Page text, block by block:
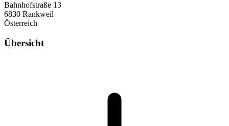
Bahnhofstraße 13
6830 Rankweil
Österreich
Übersicht